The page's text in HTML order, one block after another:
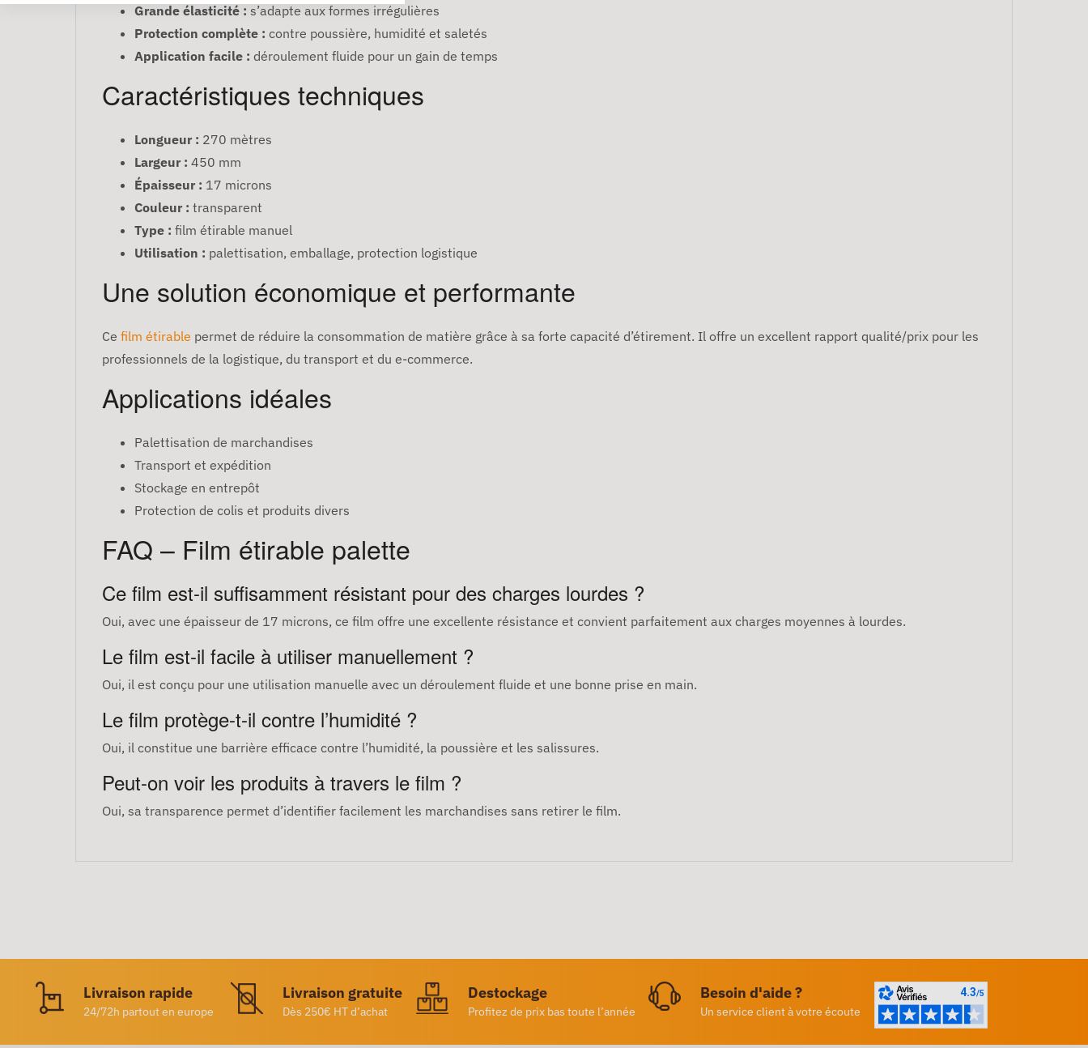
Grande élasticité : s’adapte aux formes irrégulières
Protection complète : contre poussière, humidité et saletés
Application facile : déroulement fluide pour un gain de temps
Caractéristiques techniques
Longueur : 270 mètres
Largeur : 450 mm
Épaisseur : 17 microns
Couleur : transparent
Type : film étirable manuel
Utilisation : palettisation, emballage, protection logistique
Une solution économique et performante
Ce film étirable permet de réduire la consommation de matière grâce à sa forte capacité d’étirement. Il offre un excellent rapport qualité/prix pour les
professionnels de la logistique, du transport et du e-commerce.
Applications idéales
Palettisation de marchandises
Transport et expédition
Stockage en entrepôt
Protection de colis et produits divers
FAQ – Film étirable palette
Ce film est-il suffisamment résistant pour des charges lourdes ?
Oui, avec une épaisseur de 17 microns, ce film offre une excellente résistance et convient parfaitement aux charges moyennes à lourdes.
Le film est-il facile à utiliser manuellement ?
Oui, il est conçu pour une utilisation manuelle avec un déroulement fluide et une bonne prise en main.
Le film protège-t-il contre l’humidité ?
Oui, il constitue une barrière efficace contre l’humidité, la poussière et les salissures.
Peut-on voir les produits à travers le film ?
Oui, sa transparence permet d’identifier facilement les marchandises sans retirer le film.
Livraison rapide
24/72h partout en europe
Livraison gratuite
Dès 250€ HT d’achat
Destockage
Profitez de prix bas toute l’année
Besoin d'aide ?
Un service client à votre écoute